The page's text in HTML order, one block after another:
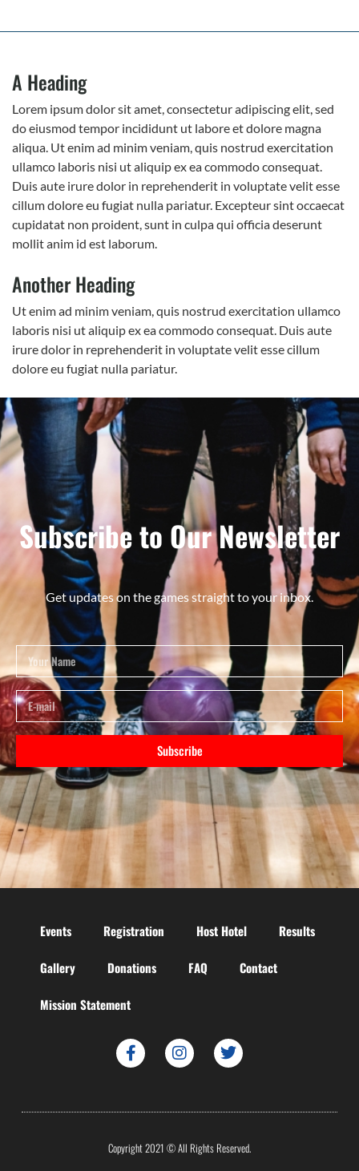
A Heading
Lorem ipsum dolor sit amet, consectetur adipiscing elit, sed
do eiusmod tempor incididunt ut labore et dolore magna
aliqua. Ut enim ad minim veniam, quis nostrud exercitation
ullamco laboris nisi ut aliquip ex ea commodo consequat.
Duis aute irure dolor in reprehenderit in voluptate velit esse
cillum dolore eu fugiat nulla pariatur. Excepteur sint occaecat
cupidatat non proident, sunt in culpa qui officia deserunt
mollit anim id est laborum.
Another Heading
Ut enim ad minim veniam, quis nostrud exercitation ullamco
laboris nisi ut aliquip ex ea commodo consequat. Duis aute
irure dolor in reprehenderit in voluptate velit esse cillum
dolore eu fugiat nulla pariatur.
Subscribe to Our Newsletter
Get updates on the games straight to your inbox.
Subscribe
Events Registration Host Hotel Results
Gallery Donations FAQ Contact
Mission Statement
Copyright 2021 © All Rights Reserved.